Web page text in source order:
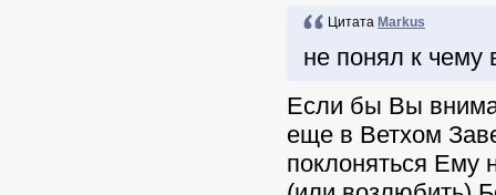
Цитата Markus
не понял к чему
Если бы Вы
еще в Ветхом
поклоняться Ему